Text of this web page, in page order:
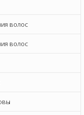
волос
волос